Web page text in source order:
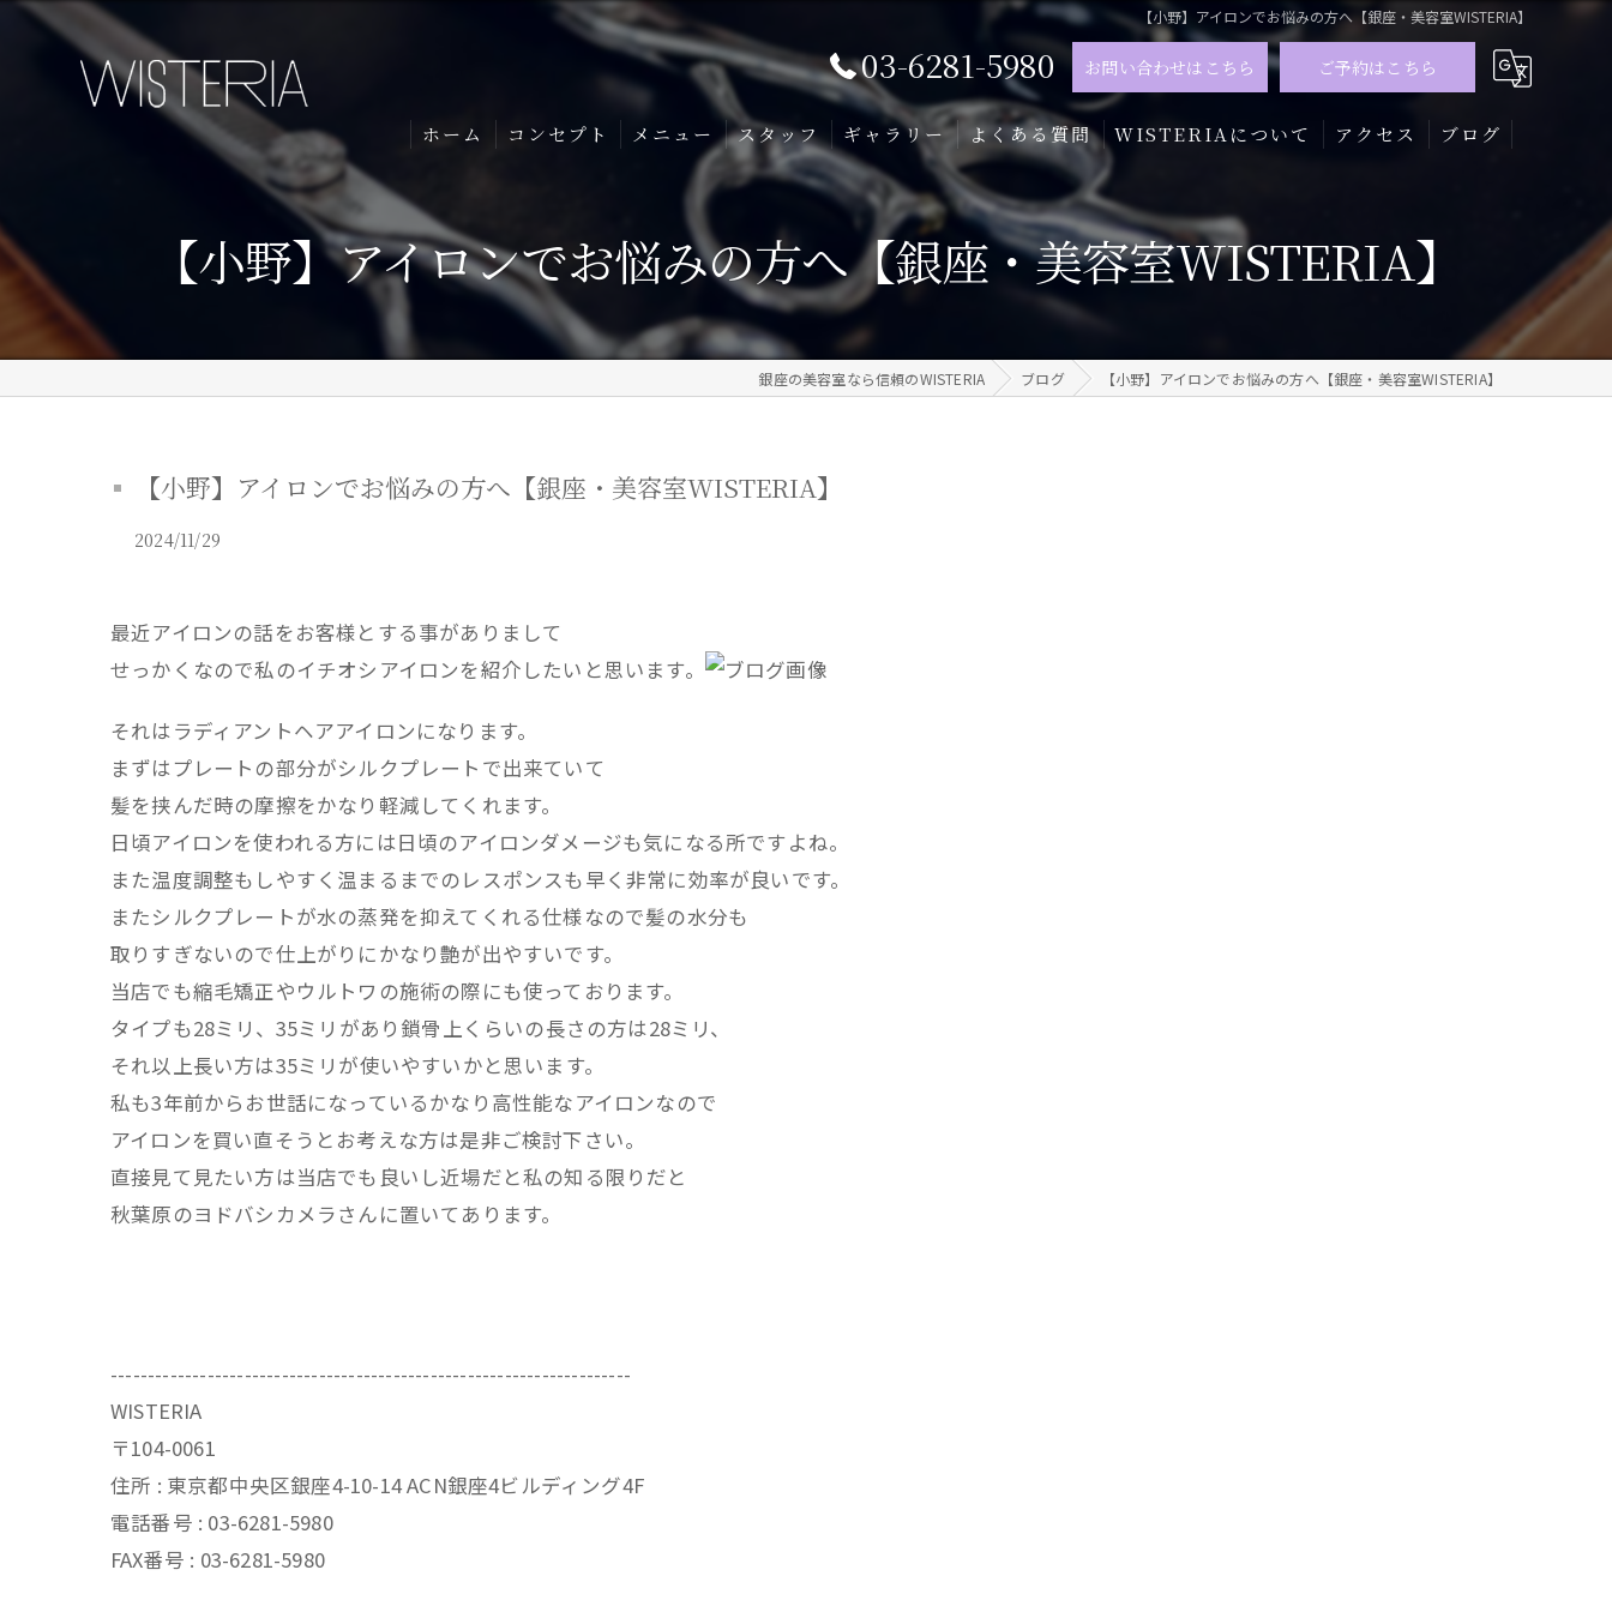
【小野】アイロンでお悩みの方へ【銀座・美容室WISTERIA】
03-6281-5980 お問い合わせはこちら ご予約はこちら
ホーム コンセプト メニュー スタッフ ギャラリー よくある質問 WISTERIAについて
髪質改善
トリートメント
メンズ
アクセス ブログ
【小野】アイロンでお悩みの方へ【銀座・美容室WISTERIA】
銀座の美容室なら信頼のWISTERIA ブログ 【小野】アイロンでお悩みの方へ【銀座・美容室WISTERIA】
【小野】アイロンでお悩みの方へ【銀座・美容室WISTERIA】
2024/11/29
最近アイロンの話をお客様とする事がありまして
せっかくなので私のイチオシアイロンを紹介したいと思います。
それはラディアントヘアアイロンになります。
まずはプレートの部分がシルクプレートで出来ていて
髪を挟んだ時の摩擦をかなり軽減してくれます。
日頃アイロンを使われる方には日頃のアイロンダメージも気になる所ですよね。
また温度調整もしやすく温まるまでのレスポンスも早く非常に効率が良いです。
またシルクプレートが水の蒸発を抑えてくれる仕様なので髪の水分も
取りすぎないので仕上がりにかなり艶が出やすいです。
当店でも縮毛矯正やウルトワの施術の際にも使っております。
タイプも28ミリ、35ミリがあり鎖骨上くらいの長さの方は28ミリ、
それ以上長い方は35ミリが使いやすいかと思います。
私も3年前からお世話になっているかなり高性能なアイロンなので
アイロンを買い直そうとお考えな方は是非ご検討下さい。
直接見て見たい方は当店でも良いし近場だと私の知る限りだと
秋葉原のヨドバシカメラさんに置いてあります。
----------------------------------------------------------------------
WISTERIA
〒104-0061
住所 : 東京都中央区銀座4-10-14 ACN銀座4ビルディング4F
電話番号 : 03-6281-5980
FAX番号 : 03-6281-5980